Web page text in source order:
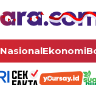
NasionalEkonomi